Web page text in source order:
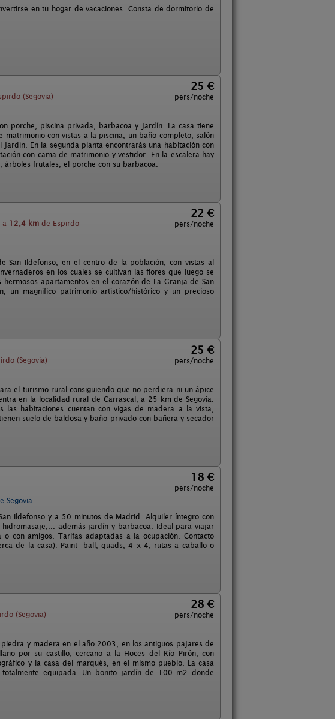
en tu hogar de vacaciones. Consta de dormitorio de
(Segovia)
25 €
pers/noche
porche, piscina privada, barbacoa y jardín. La casa tiene
con vistas a la piscina, un baño completo, salón
En la segunda planta encontrarás una habitación con
con cama de matrimonio y vestidor. En la escalera hay
frutales, el porche con su barbacoa.
a 12,4 km de Espirdo
22 €
pers/noche
San Ildefonso, en el centro de la población, con vistas al
en los cuales se cultivan las flores que luego se
apartamentos en el corazón de La Granja de San
un magnífico patrimonio artístico/histórico y un precioso
(Segovia)
25 €
pers/noche
el turismo rural consiguiendo que no perdiera ni un ápice
en la localidad rural de Carrascal, a 25 km de Segovia.
habitaciones cuentan con vigas de madera a la vista,
suelo de baldosa y baño privado con bañera y secador
18 €
pers/noche
Segovia
Ildefonso y a 50 minutos de Madrid. Alquiler íntegro con
además jardín y barbacoa. Ideal para viajar
con amigos. Tarifas adaptadas a la ocupación. Contacto
de la casa): Paint- ball, quads, 4 x 4, rutas a caballo o
(Segovia)
28 €
pers/noche
y madera en el año 2003, en los antiguos pajares de
por su castillo; cercano a la Hoces del Río Pirón, con
y la casa del marqués, en el mismo pueblo. La casa
equipada. Un bonito jardín de 100 m2 donde